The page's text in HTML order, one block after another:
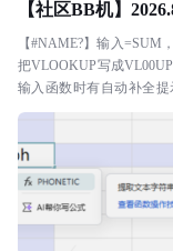
【社区BB机】
【#NAME?】输入=SUM
把VLOOKUP写成
输入函数时有自动补全
个?本BB机分享：我十分...